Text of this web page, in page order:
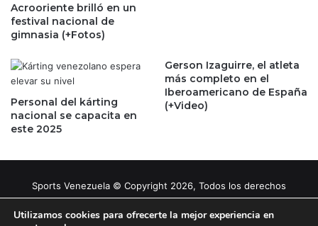
Acrooriente brilló en un
festival nacional de
gimnasia (+Fotos)
Personal del kárting
nacional se capacita en
este 2025
Gerson Izaguirre, el atleta
más completo en el
Iberoamericano de España
(+Video)
Sports Venezuela © Copyright 2026, Todos los derechos
Utilizamos cookies para ofrecerte la mejor experiencia en